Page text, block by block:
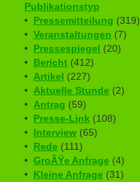
Publikationstyp
• Pressemitteilung (319)
• Veranstaltungen (7)
• Pressespiegel (20)
• Bericht (412)
• Artikel (227)
• Aktuelle Stunde (2)
• Antrag (59)
• Presse-Link (108)
• Interview (65)
• Rede (111)
• GroÃŸe Anfrage (4)
• Kleine Anfrage (31)